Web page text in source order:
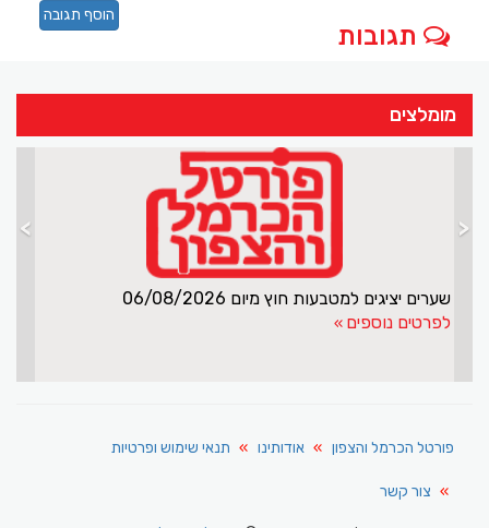
תגובות
הוסף תגובה
מומלצים
נוספים
> <
פורטל הכרמל והצפון אודותינו תנאי שימוש ופרטיות
צור קשר